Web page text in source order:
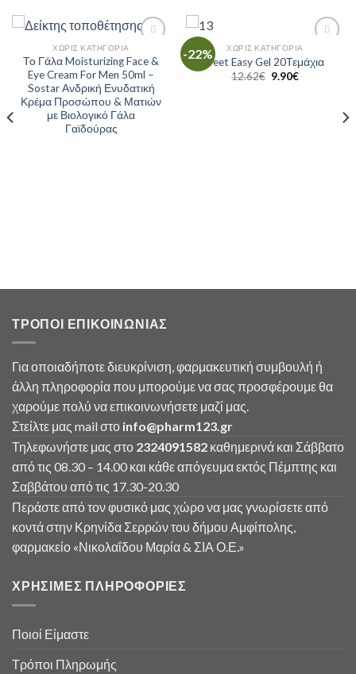
Wishlist
ΧΩΡΊΣ ΚΑΤΗΓΟΡΊΑ
Το Γάλα Moisturizing Face &
Eye Cream For Men 50ml –
Sostar Ανδρική Ενυδατική
Κρέμα Προσώπου & Ματιών
με Βιολογικό Γάλα
Γαϊδούρας
-22%
Wishlist
ΧΩΡΊΣ ΚΑΤΗΓΟΡΊΑ
Veet Easy Gel 20Τεμάχια
12.62€ 9.90€
ΤΡΟΠΟΙ ΕΠΙΚΟΙΝΩΝΙΑΣ
Για οποιαδήποτε διευκρίνιση, φαρμακευτική συμβουλή ή
άλλη πληροφορία που μπορούμε να σας προσφέρουμε θα
χαρούμε πολύ να επικοινωνήσετε μαζί μας.
Στείλτε μας mail στο info@pharm123.gr
Τηλεφωνήστε μας στο 2324091582 καθημερινά και Σάββατο
από τις 08.30 – 14.00 και κάθε απόγευμα εκτός Πέμπτης και
Σαββάτου από τις 17.30-20.30
Περάστε από τον φυσικό μας χώρο να μας γνωρίσετε από
κοντά στην Κρηνίδα Σερρών του δήμου Αμφίπολης,
φαρμακείο «Νικολαΐδου Μαρία & ΣΙΑ Ο.Ε.»
ΧΡΗΣΙΜΕΣ ΠΛΗΡΟΦΟΡΙΕΣ
Ποιοί Είμαστε
Τρόποι Πληρωμής